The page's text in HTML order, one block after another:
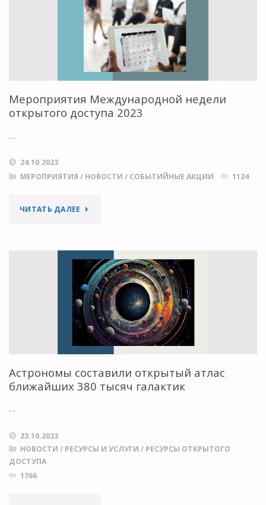
ПРАКТИКИ
ОТКРЫТОГО
ДОСТУПА"
Мероприятия Международной недели
открытого доступа 2023
…
24.10.2023
МЕРОПРИЯТИЯ / НОВОСТИ / СОБЫТИЙНЫЕ АКЦИИ 1124
ЧИТАТЬ ДАЛЕЕ "МЕРОПРИЯТИЯ
ОТКРЫТОГО
ДОСТУПА
2023"
Астрономы составили открытый атлас
ближайших 380 тысяч галактик
…
23.10.2023
НОВОСТИ / РЕСУРСЫ И УСЛУГИ / РЕСУРСЫ ОТКРЫТОГО
ДОСТУПА
1766